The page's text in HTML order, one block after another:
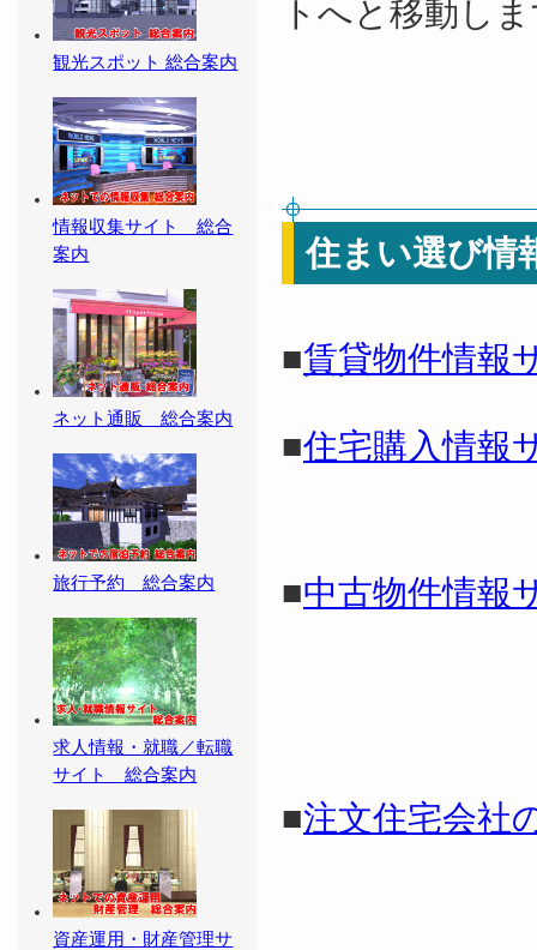
トへと移動し
住まい選び情
■賃貸物件情報
■住宅購入情報
■中古物件情報
■注文住宅会社
観光スポット 総合案内
情報収集サイト 総合
案内
ネット通販 総合案内
旅行予約 総合案内
求人情報・就職／転職
サイト 総合案内
資産運用・財産管理サ